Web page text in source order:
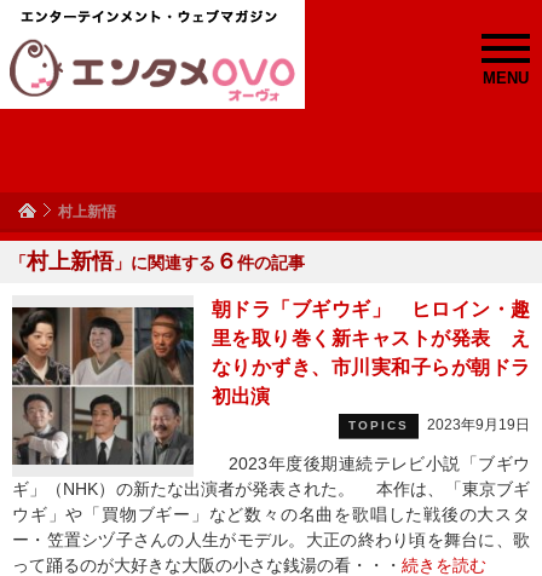
MENU
村上新悟
「村上新悟」に関連する ６件の記事
朝ドラ「ブギウギ」 ヒロイン・趣
里を取り巻く新キャストが発表 え
なりかずき、市川実和子らが朝ドラ
初出演
TOPICS 2023年9月19日
2023年度後期連続テレビ小説「ブギウ
ギ」（NHK）の新たな出演者が発表された。 本作は、「東京ブギ
ウギ」や「買物ブギー」など数々の名曲を歌唱した戦後の大スタ
ー・笠置シヅ子さんの人生がモデル。大正の終わり頃を舞台に、歌
って踊るのが大好きな大阪の小さな銭湯の看・・・ 続きを読む